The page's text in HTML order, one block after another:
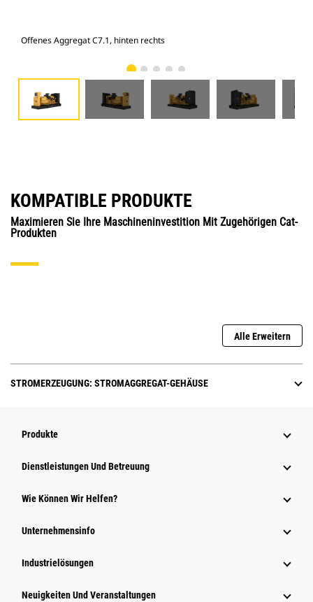
Offenes Aggregat C7.1, hinten rechts
KOMPATIBLE PRODUKTE
Maximieren Sie Ihre Maschineninvestition Mit Zugehörigen Cat-
Produkten
Alle Erweitern
STROMERZEUGUNG: STROMAGGREGAT-GEHÄUSE
Produkte
Dienstleistungen Und Betreuung
Wie Können Wir Helfen?
Unternehmensinfo
Industrielösungen
Neuigkeiten Und Veranstaltungen